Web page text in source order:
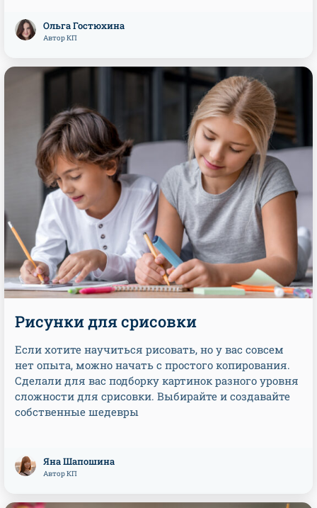
Ольга Гостюхина
Автор КП
Рисунки для срисовки
Если хотите научиться рисовать, но у вас совсем
нет опыта, можно начать с простого копирования.
Сделали для вас подборку картинок разного уровня
сложности для срисовки. Выбирайте и создавайте
собственные шедевры
Яна Шапошина
Автор КП